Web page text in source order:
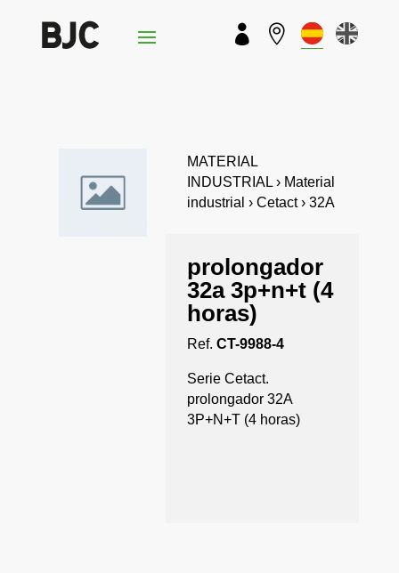
 
MATERIAL
INDUSTRIAL › Material
industrial › Cetact › 32A
prolongador
32a 3p+n+t (4
horas)
Ref.CT-9988-4
Serie Cetact.
prolongador 32A
3P+N+T (4 horas)